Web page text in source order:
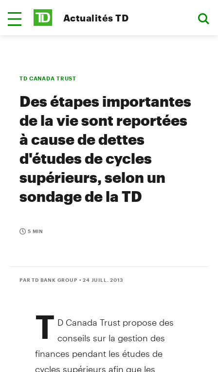
Actualités TD
TD CANADA TRUST
Des étapes importantes
de la vie sont reportées
à cause de dettes
d'études de cycles
supérieurs, selon un
sondage de la TD
5 MIN
PAR TD BANK GROUP • 24 JUILL. 2013
T D Canada Trust propose des
conseils sur la gestion des
finances pendant les études de
cycles supérieurs afin que les